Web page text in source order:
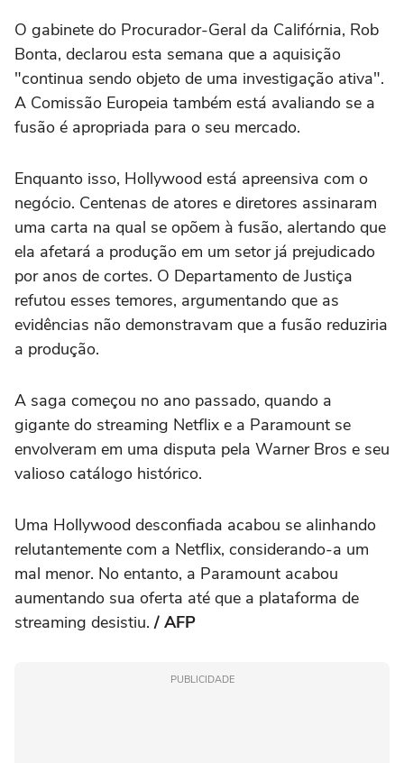
O gabinete do Procurador-Geral da Califórnia, Rob
Bonta, declarou esta semana que a aquisição
"continua sendo objeto de uma investigação ativa".
A Comissão Europeia também está avaliando se a
fusão é apropriada para o seu mercado.
Enquanto isso, Hollywood está apreensiva com o
negócio. Centenas de atores e diretores assinaram
uma carta na qual se opõem à fusão, alertando que
ela afetará a produção em um setor já prejudicado
por anos de cortes. O Departamento de Justiça
refutou esses temores, argumentando que as
evidências não demonstravam que a fusão reduziria
a produção.
A saga começou no ano passado, quando a
gigante do streaming Netflix e a Paramount se
envolveram em uma disputa pela Warner Bros e seu
valioso catálogo histórico.
Uma Hollywood desconfiada acabou se alinhando
relutantemente com a Netflix, considerando-a um
mal menor. No entanto, a Paramount acabou
aumentando sua oferta até que a plataforma de
streaming desistiu. / AFP
PUBLICIDADE